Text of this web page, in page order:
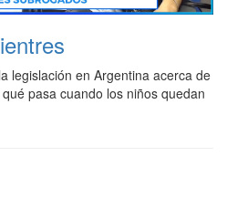
legislación en Argentina acerca de
pasa cuando los niños quedan